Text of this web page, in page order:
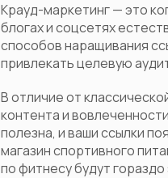
Крауд-маркетинг — это
блогах и соцсетях
способов наращивания
привлекать целевую
В отличие от
контента и
полезна, и ваши ссылки
магазин спортивного
по фитнесу будут